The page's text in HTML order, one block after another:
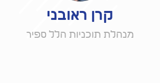
קרן ראובני
מנהלת תוכניות הלל ספיר